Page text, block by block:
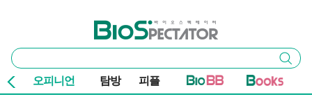
바이오스펙테이터
통
합
검
색
검색
오피니언 탐방 피플